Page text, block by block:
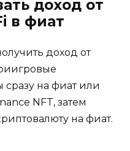
доход от
в фиат
доход от
на фиат или
NFT, затем
на фиат.